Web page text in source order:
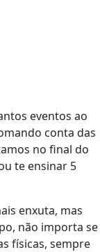
eventos ao
conta das
no final do
te ensinar 5
enxuta, mas
não importa se
físicas, sempre